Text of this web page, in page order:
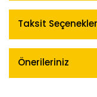
Taksit
Önerileriniz